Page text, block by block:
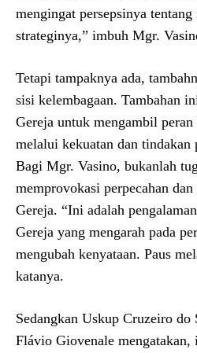
mengingat persepsinya tentang
strateginya,” imbuh Mgr.
Tetapi tampaknya ada,
sisi kelembagaan. Tambahan
Gereja untuk mengambil
melalui kekuatan dan tindakan
Bagi Mgr. Vasino, bukanlah
memprovokasi perpecahan
Gereja. “Ini adalah
Gereja yang mengarah pada
mengubah kenyataan. Paus
katanya.
Sedangkan Uskup Cruzeiro
Flávio Giovenale mengatakan,